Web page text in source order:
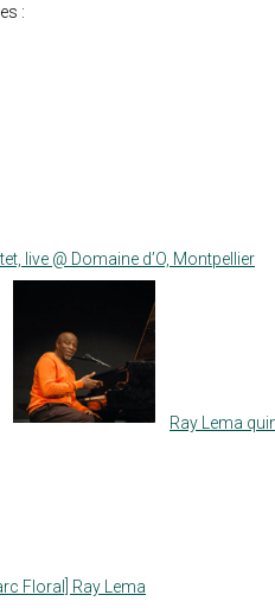
:
live @ Domaine d’O, Montpellier
Ray Lema
Floral] Ray Lema